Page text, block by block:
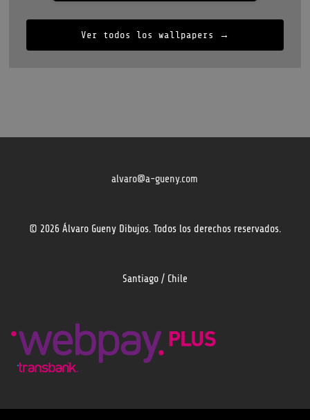
Ver todos los wallpapers →
alvaro@a-gueny.com
© 2026 Álvaro Gueny Dibujos. Todos los derechos reservados.
Santiago / Chile